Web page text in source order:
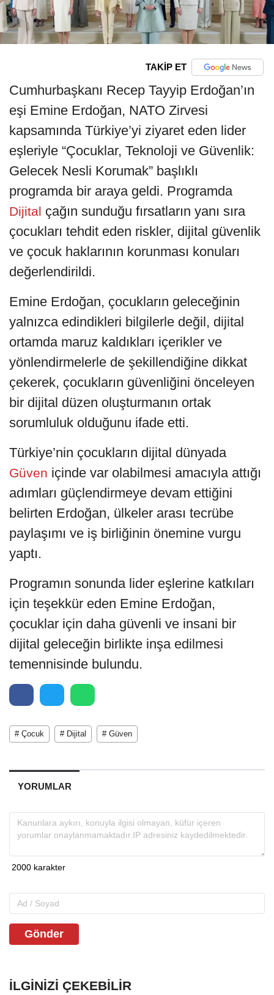
TAKİP ET
Cumhurbaşkanı Recep Tayyip Erdoğan’ın
eşi Emine Erdoğan, NATO Zirvesi
kapsamında Türkiye’yi ziyaret eden lider
eşleriyle “Çocuklar, Teknoloji ve Güvenlik:
Gelecek Nesli Korumak” başlıklı
programda bir araya geldi. Programda
Dijital çağın sunduğu fırsatların yanı sıra
çocukları tehdit eden riskler, dijital güvenlik
ve çocuk haklarının korunması konuları
değerlendirildi.
Emine Erdoğan, çocukların geleceğinin
yalnızca edindikleri bilgilerle değil, dijital
ortamda maruz kaldıkları içerikler ve
yönlendirmelerle de şekillendiğine dikkat
çekerek, çocukların güvenliğini önceleyen
bir dijital düzen oluşturmanın ortak
sorumluluk olduğunu ifade etti.
Türkiye’nin çocukların dijital dünyada
Güven içinde var olabilmesi amacıyla attığı
adımları güçlendirmeye devam ettiğini
belirten Erdoğan, ülkeler arası tecrübe
paylaşımı ve iş birliğinin önemine vurgu
yaptı.
Programın sonunda lider eşlerine katkıları
için teşekkür eden Emine Erdoğan,
çocuklar için daha güvenli ve insani bir
dijital geleceğin birlikte inşa edilmesi
temennisinde bulundu.
# Çocuk # Dijital # Güven
YORUMLAR
Gönder
İLGINIZI ÇEKEBILIR